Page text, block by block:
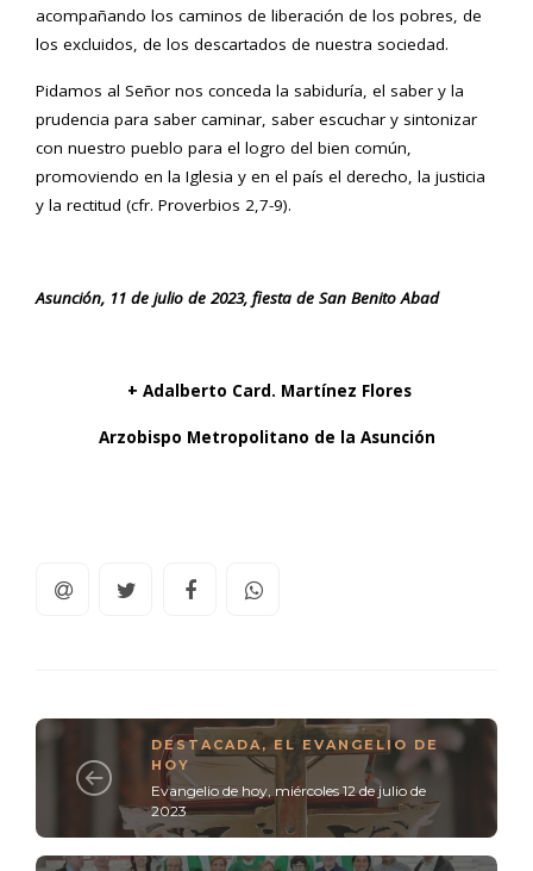
acompañando los caminos de liberación de los pobres, de
los excluidos, de los descartados de nuestra sociedad.
Pidamos al Señor nos conceda la sabiduría, el saber y la
prudencia para saber caminar, saber escuchar y sintonizar
con nuestro pueblo para el logro del bien común,
promoviendo en la Iglesia y en el país el derecho, la justicia
y la rectitud (cfr. Proverbios 2,7-9).
Asunción, 11 de julio de 2023, fiesta de San Benito Abad
+ Adalberto Card. Martínez Flores
Arzobispo Metropolitano de la Asunción
DESTACADA , EL EVANGELIO DE
HOY
Evangelio de hoy, miércoles 12 de julio de
2023